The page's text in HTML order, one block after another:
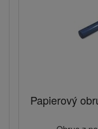
Papierový